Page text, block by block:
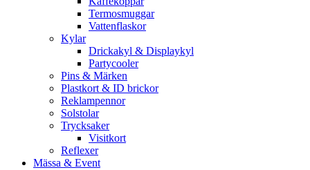
Termosmuggar
Vattenflaskor
Kylar
Drickakyl & Displaykyl
Partycooler
Pins & Märken
Plastkort & ID brickor
Reklampennor
Solstolar
Trycksaker
Visitkort
Reflexer
Mässa & Event